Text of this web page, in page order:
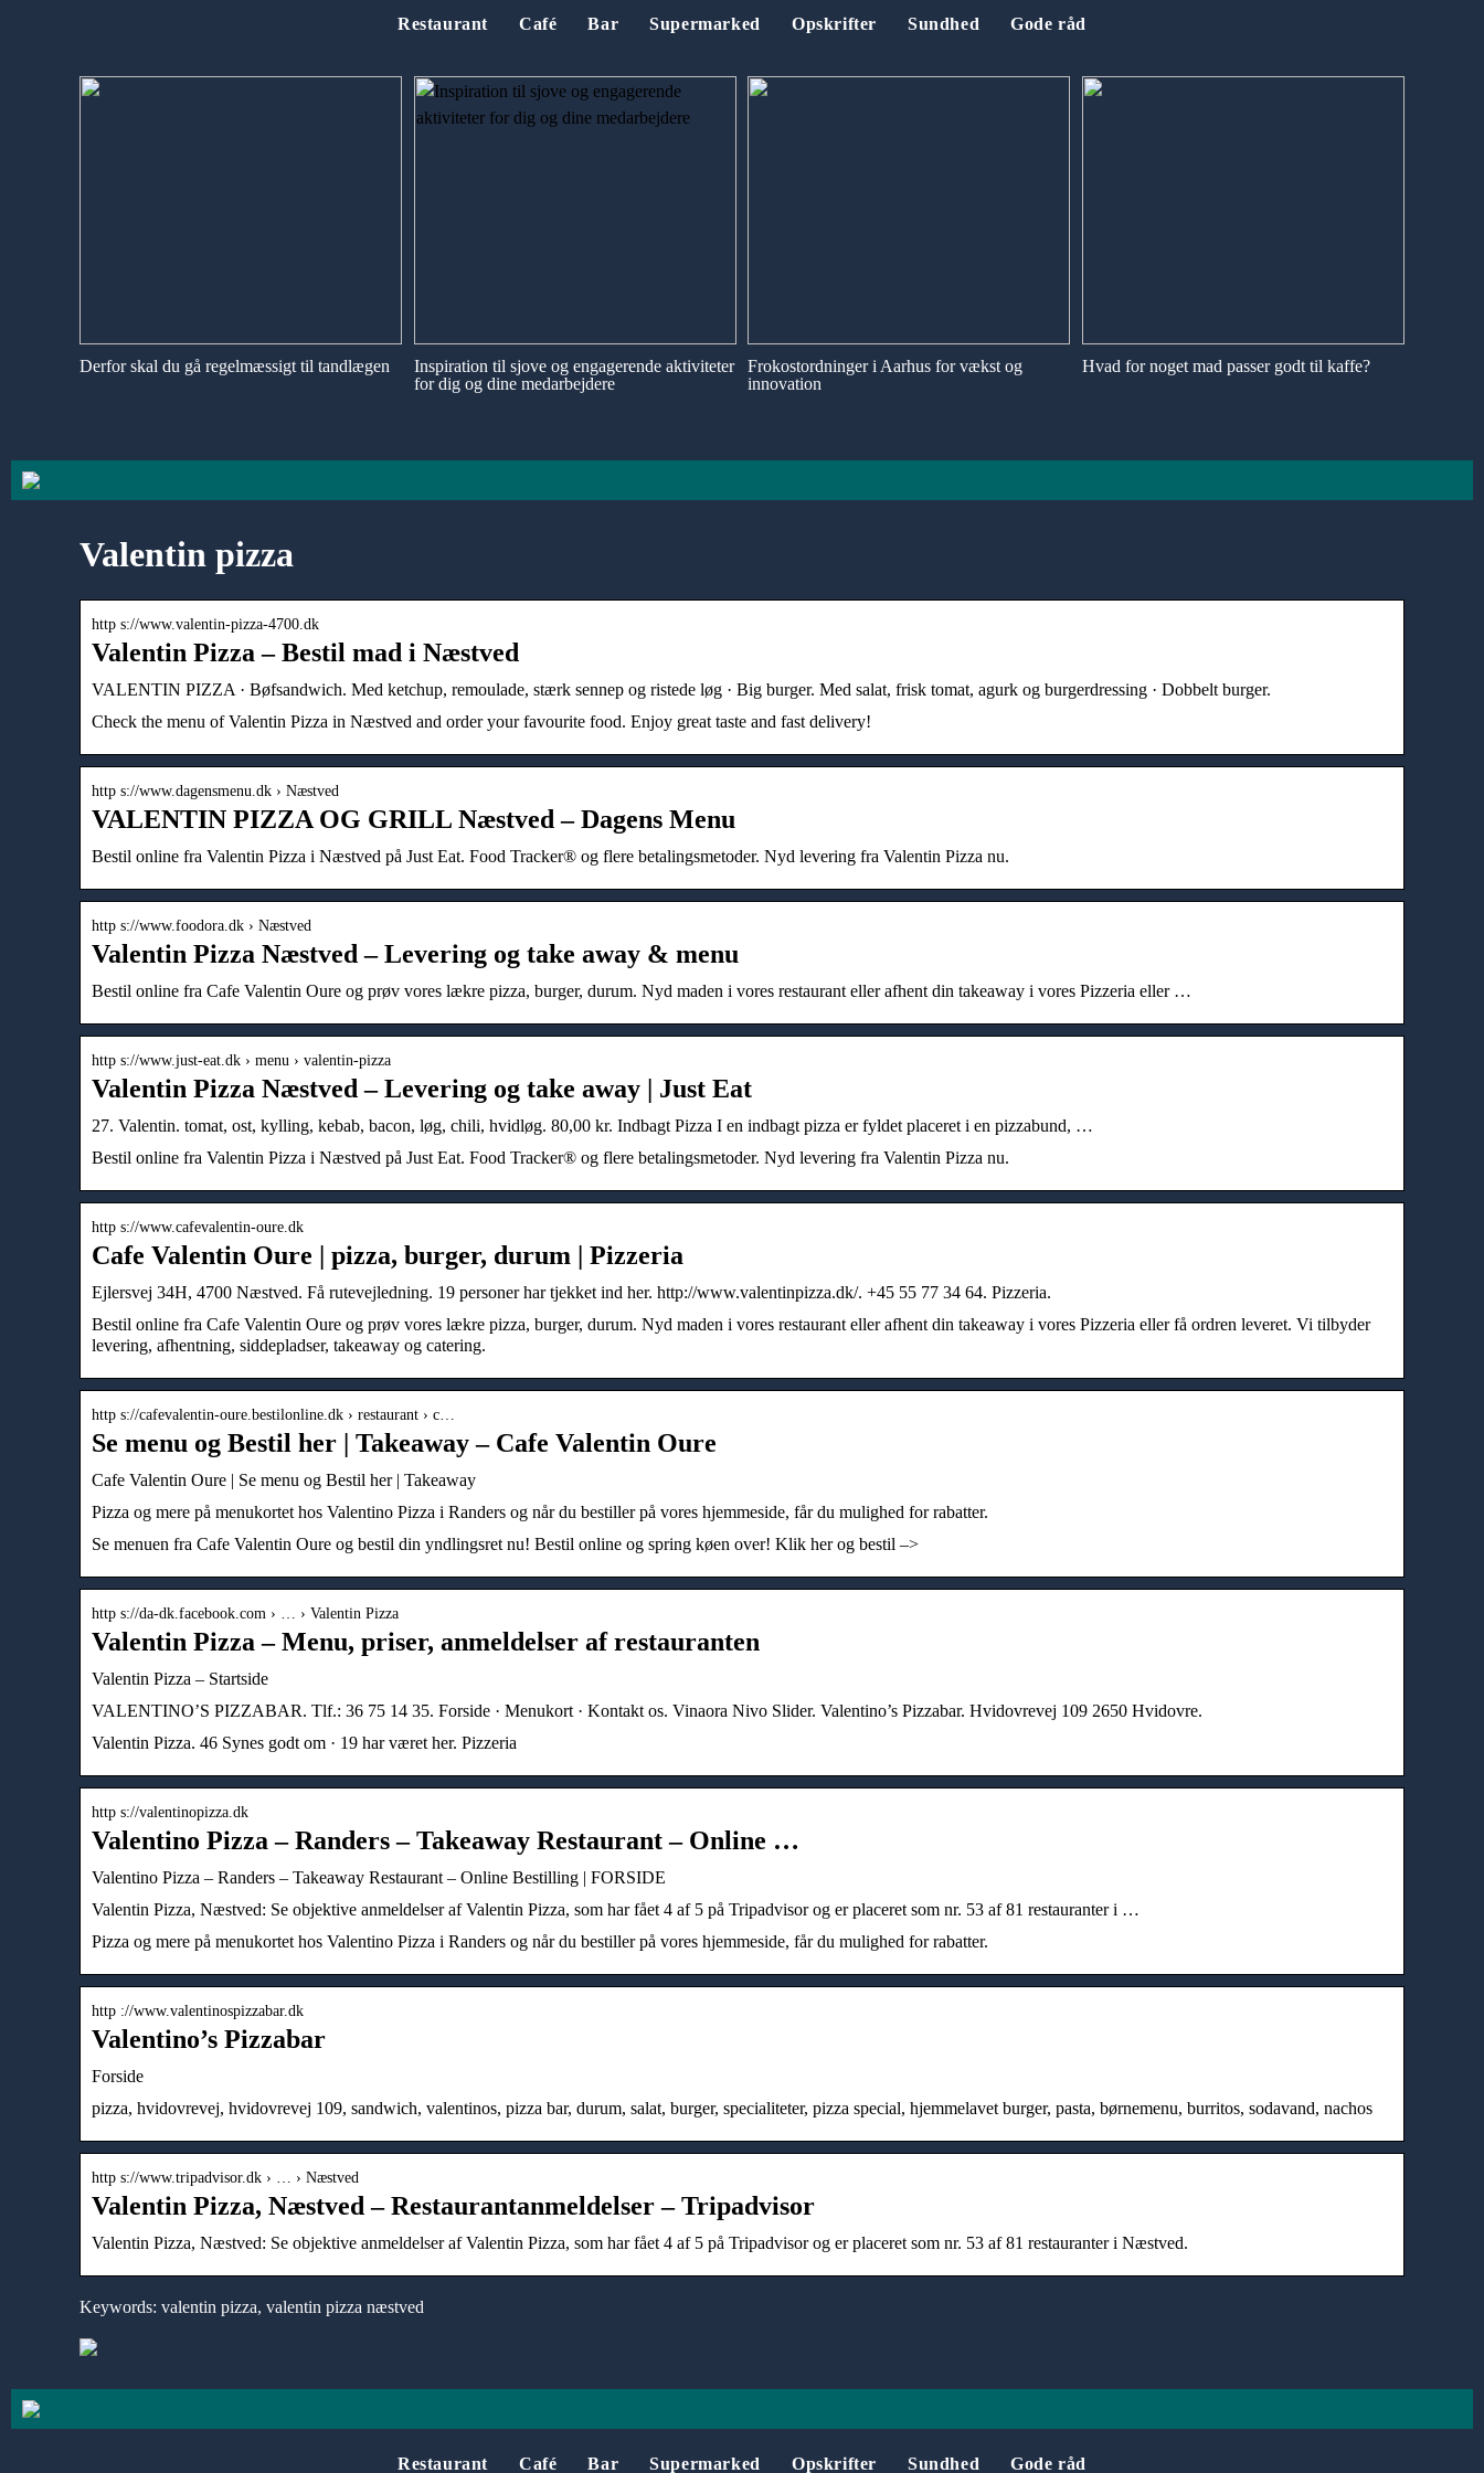
Restaurant Café Bar Supermarked Opskrifter Sundhed Gode råd
Derfor skal du gå regelmæssigt til tandlægen
Inspiration til sjove og engagerende aktiviteter
for dig og dine medarbejdere
Frokostordninger i Aarhus for vækst og
innovation
Hvad for noget mad passer godt til kaffe?
Valentin pizza
http s://www.valentin-pizza-4700.dk
Valentin Pizza – Bestil mad i Næstved
VALENTIN PIZZA · Bøfsandwich. Med ketchup, remoulade, stærk sennep og ristede løg · Big burger. Med salat, frisk tomat, agurk og burgerdressing · Dobbelt burger.
Check the menu of Valentin Pizza in Næstved and order your favourite food. Enjoy great taste and fast delivery!
http s://www.dagensmenu.dk › Næstved
VALENTIN PIZZA OG GRILL Næstved – Dagens Menu
Bestil online fra Valentin Pizza i Næstved på Just Eat. Food Tracker® og flere betalingsmetoder. Nyd levering fra Valentin Pizza nu.
http s://www.foodora.dk › Næstved
Valentin Pizza Næstved – Levering og take away & menu
Bestil online fra Cafe Valentin Oure og prøv vores lækre pizza, burger, durum. Nyd maden i vores restaurant eller afhent din takeaway i vores Pizzeria eller …
http s://www.just-eat.dk › menu › valentin-pizza
Valentin Pizza Næstved – Levering og take away | Just Eat
27. Valentin. tomat, ost, kylling, kebab, bacon, løg, chili, hvidløg. 80,00 kr. Indbagt Pizza I en indbagt pizza er fyldet placeret i en pizzabund, …
Bestil online fra Valentin Pizza i Næstved på Just Eat. Food Tracker® og flere betalingsmetoder. Nyd levering fra Valentin Pizza nu.
http s://www.cafevalentin-oure.dk
Cafe Valentin Oure | pizza, burger, durum | Pizzeria
Ejlersvej 34H, 4700 Næstved. Få rutevejledning. 19 personer har tjekket ind her. http://www.valentinpizza.dk/. +45 55 77 34 64. Pizzeria.
Bestil online fra Cafe Valentin Oure og prøv vores lækre pizza, burger, durum. Nyd maden i vores restaurant eller afhent din takeaway i vores Pizzeria eller få ordren leveret. Vi tilbyder
levering, afhentning, siddepladser, takeaway og catering.
http s://cafevalentin-oure.bestilonline.dk › restaurant › c…
Se menu og Bestil her | Takeaway – Cafe Valentin Oure
Cafe Valentin Oure | Se menu og Bestil her | Takeaway
Pizza og mere på menukortet hos Valentino Pizza i Randers og når du bestiller på vores hjemmeside, får du mulighed for rabatter.
Se menuen fra Cafe Valentin Oure og bestil din yndlingsret nu! Bestil online og spring køen over! Klik her og bestil –>
http s://da-dk.facebook.com › … › Valentin Pizza
Valentin Pizza – Menu, priser, anmeldelser af restauranten
Valentin Pizza – Startside
VALENTINO’S PIZZABAR. Tlf.: 36 75 14 35. Forside · Menukort · Kontakt os. Vinaora Nivo Slider. Valentino’s Pizzabar. Hvidovrevej 109 2650 Hvidovre.
Valentin Pizza. 46 Synes godt om · 19 har været her. Pizzeria
http s://valentinopizza.dk
Valentino Pizza – Randers – Takeaway Restaurant – Online …
Valentino Pizza – Randers – Takeaway Restaurant – Online Bestilling | FORSIDE
Valentin Pizza, Næstved: Se objektive anmeldelser af Valentin Pizza, som har fået 4 af 5 på Tripadvisor og er placeret som nr. 53 af 81 restauranter i …
Pizza og mere på menukortet hos Valentino Pizza i Randers og når du bestiller på vores hjemmeside, får du mulighed for rabatter.
http ://www.valentinospizzabar.dk
Valentino’s Pizzabar
Forside
pizza, hvidovrevej, hvidovrevej 109, sandwich, valentinos, pizza bar, durum, salat, burger, specialiteter, pizza special, hjemmelavet burger, pasta, børnemenu, burritos, sodavand, nachos
http s://www.tripadvisor.dk › … › Næstved
Valentin Pizza, Næstved – Restaurantanmeldelser – Tripadvisor
Valentin Pizza, Næstved: Se objektive anmeldelser af Valentin Pizza, som har fået 4 af 5 på Tripadvisor og er placeret som nr. 53 af 81 restauranter i Næstved.
Keywords: valentin pizza, valentin pizza næstved
Restaurant Café Bar Supermarked Opskrifter Sundhed Gode råd